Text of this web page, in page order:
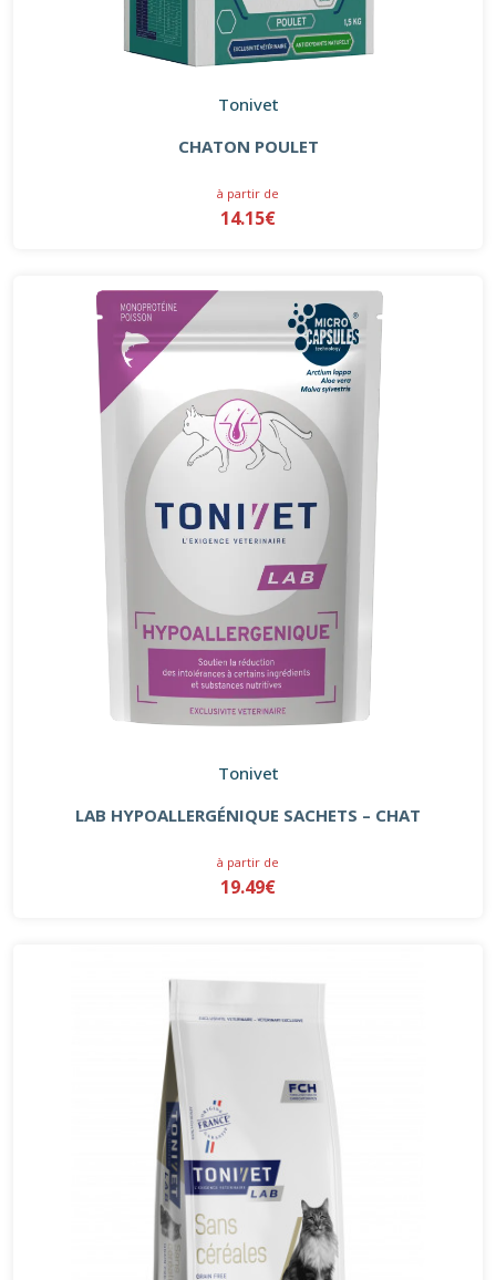
Tonivet
CHATON POULET
à partir de
14.15€
Tonivet
LAB HYPOALLERGÉNIQUE SACHETS – CHAT
à partir de
19.49€